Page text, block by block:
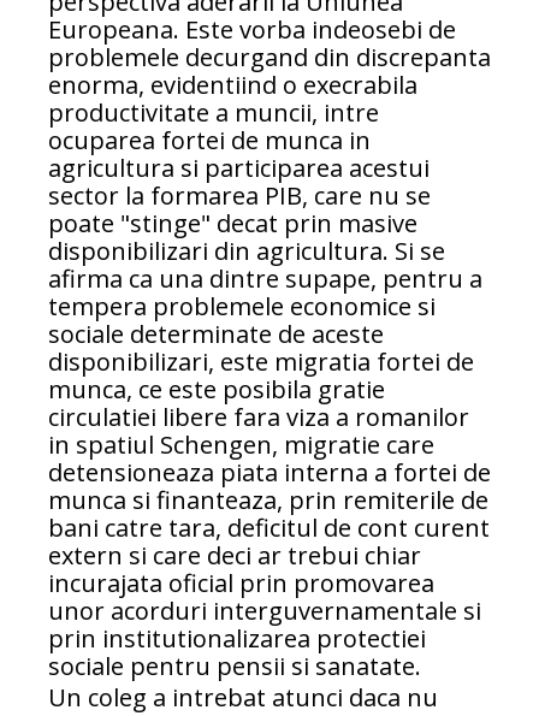
Europeana. Este vorba indeosebi de
problemele decurgand din discrepanta
enorma, evidentiind o execrabila
productivitate a muncii, intre
ocuparea fortei de munca in
agricultura si participarea acestui
sector la formarea PIB, care nu se
poate "stinge" decat prin masive
disponibilizari din agricultura. Si se
afirma ca una dintre supape, pentru a
tempera problemele economice si
sociale determinate de aceste
disponibilizari, este migratia fortei de
munca, ce este posibila gratie
circulatiei libere fara viza a romanilor
in spatiul Schengen, migratie care
detensioneaza piata interna a fortei de
munca si finanteaza, prin remiterile de
bani catre tara, deficitul de cont curent
extern si care deci ar trebui chiar
incurajata oficial prin promovarea
unor acorduri interguvernamentale si
prin institutionalizarea protectiei
sociale pentru pensii si sanatate.
Un coleg a intrebat atunci daca nu